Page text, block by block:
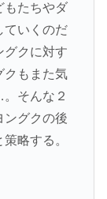
もたちやダ
ていくのだ
グクに対す
クもまた気
そんな２
ングクの後
略する。